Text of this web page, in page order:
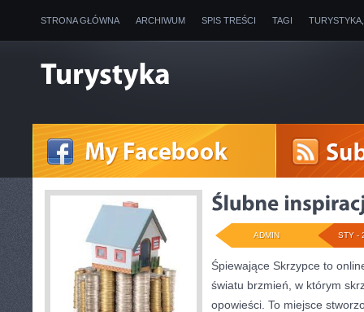
STRONA GŁÓWNA ARCHIWUM SPIS TREŚCI TAGI
STY -
ADMIN
Śpiewające Skrzypce to
światu brzmień, w którym
opowieści. To miejsce